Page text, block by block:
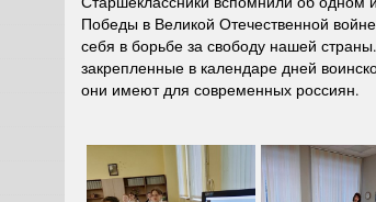
Победы в Великой Отечественной
себя в борьбе за свободу нашей
закрепленные в календаре дней
они имеют для современных россиян.